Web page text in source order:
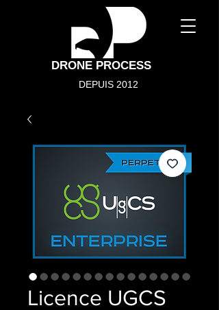
DRONE PROCESS
DEPUIS 2012
Licence UGCS